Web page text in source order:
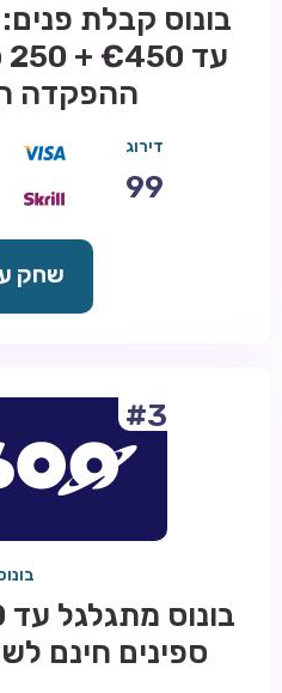
טיפים
ההפקדה
דירוג
99
שחק
#3
ספינים חינם